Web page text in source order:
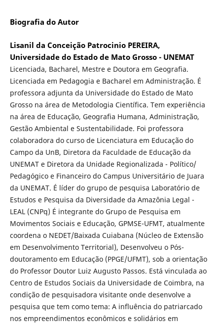
Biografia do Autor
Lisanil da Conceição Patrocinio PEREIRA,
Universidade do Estado de Mato Grosso - UNEMAT
Licenciada, Bacharel, Mestre e Doutora em Geografia.
Licenciada em Pedagogia e Bacharel em Administração. É
professora adjunta da Universidade do Estado de Mato
Grosso na área de Metodologia Científica. Tem experiência
na área de Educação, Geografia Humana, Administração,
Gestão Ambiental e Sustentabilidade. Foi professora
colaboradora do curso de Licenciatura em Educação do
Campo da UnB, Diretora da Faculdade de Educação da
UNEMAT e Diretora da Unidade Regionalizada - Político/
Pedagógico e Financeiro do Campus Universitário de Juara
da UNEMAT. É líder do grupo de pesquisa Laboratório de
Estudos e Pesquisa da Diversidade da Amazônia Legal -
LEAL (CNPq) É integrante do Grupo de Pesquisa em
Movimentos Sociais e Educação, GPMSE-UFMT, atualmente
coordena o NEDET/Baixada Cuiabana (Núcleo de Extensão
em Desenvolvimento Territorial), Desenvolveu o Pós-
doutoramento em Educação (PPGE/UFMT), sob a orientação
do Professor Doutor Luiz Augusto Passos. Está vinculada ao
Centro de Estudos Sociais da Universidade de Coimbra, na
condição de pesquisadora visitante onde desenvolve a
pesquisa que tem como tema: A influência do patriarcado
nos empreendimentos econômicos e solidários em